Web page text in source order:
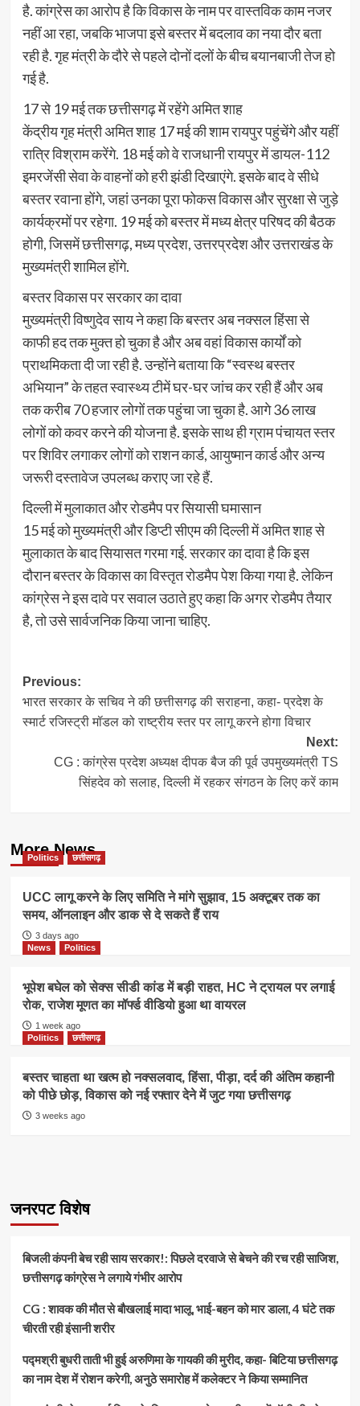
है. कांग्रेस का आरोप है कि विकास के नाम पर वास्तविक काम नजर
नहीं आ रहा, जबकि भाजपा इसे बस्तर में बदलाव का नया दौर बता
रही है. गृह मंत्री के दौरे से पहले दोनों दलों के बीच बयानबाजी तेज हो
गई है.
17 से 19 मई तक छत्तीसगढ़ में रहेंगे अमित शाह
केंद्रीय गृह मंत्री अमित शाह 17 मई की शाम रायपुर पहुंचेंगे और यहीं
रात्रि विश्राम करेंगे. 18 मई को वे राजधानी रायपुर में डायल-112
इमरजेंसी सेवा के वाहनों को हरी झंडी दिखाएंगे. इसके बाद वे सीधे
बस्तर रवाना होंगे, जहां उनका पूरा फोकस विकास और सुरक्षा से जुड़े
कार्यक्रमों पर रहेगा. 19 मई को बस्तर में मध्य क्षेत्र परिषद की बैठक
होगी, जिसमें छत्तीसगढ़, मध्य प्रदेश, उत्तरप्रदेश और उत्तराखंड के
मुख्यमंत्री शामिल होंगे.
बस्तर विकास पर सरकार का दावा
मुख्यमंत्री विष्णुदेव साय ने कहा कि बस्तर अब नक्सल हिंसा से
काफी हद तक मुक्त हो चुका है और अब वहां विकास कार्यों को
प्राथमिकता दी जा रही है. उन्होंने बताया कि “स्वस्थ बस्तर
अभियान” के तहत स्वास्थ्य टीमें घर-घर जांच कर रही हैं और अब
तक करीब 70 हजार लोगों तक पहुंचा जा चुका है. आगे 36 लाख
लोगों को कवर करने की योजना है. इसके साथ ही ग्राम पंचायत स्तर
पर शिविर लगाकर लोगों को राशन कार्ड, आयुष्मान कार्ड और अन्य
जरूरी दस्तावेज उपलब्ध कराए जा रहे हैं.
दिल्ली में मुलाकात और रोडमैप पर सियासी घमासान
15 मई को मुख्यमंत्री और डिप्टी सीएम की दिल्ली में अमित शाह से
मुलाकात के बाद सियासत गरमा गई. सरकार का दावा है कि इस
दौरान बस्तर के विकास का विस्तृत रोडमैप पेश किया गया है. लेकिन
कांग्रेस ने इस दावे पर सवाल उठाते हुए कहा कि अगर रोडमैप तैयार
है, तो उसे सार्वजनिक किया जाना चाहिए.
Post
navigation
Previous:
भारत सरकार के सचिव ने की छत्तीसगढ़ की सराहना, कहा- प्रदेश के
स्मार्ट रजिस्ट्री मॉडल को राष्ट्रीय स्तर पर लागू करने होगा विचार
Next:
CG : कांग्रेस प्रदेश अध्यक्ष दीपक बैज की पूर्व उपमुख्यमंत्री TS
सिंहदेव को सलाह, दिल्ली में रहकर संगठन के लिए करें काम
More News
Politics छत्तीसगढ़
UCC लागू करने के लिए समिति ने मांगे सुझाव, 15 अक्टूबर तक का
समय, ऑनलाइन और डाक से दे सकते हैं राय
3 days ago
News
Politics
भूपेश बघेल को सेक्स सीडी कांड में बड़ी राहत, HC ने ट्रायल पर लगाई
रोक, राजेश मूणत का मॉर्फ्ड वीडियो हुआ था वायरल
1 week ago
Politics
छत्तीसगढ़
बस्तर चाहता था खत्म हो नक्सलवाद, हिंसा, पीड़ा, दर्द की अंतिम कहानी
को पीछे छोड़, विकास को नई रफ्तार देने में जुट गया छत्तीसगढ़
3 weeks ago
जनरपट विशेष
बिजली कंपनी बेच रही साय सरकार!: पिछले दरवाजे से बेचने की रच रही साजिश,
छत्तीसगढ़ कांग्रेस ने लगाये गंभीर आरोप
CG : शावक की मौत से बौखलाई मादा भालू, भाई-बहन को मार डाला, 4 घंटे तक
चीरती रही इंसानी शरीर
पद्मश्री बुधरी ताती भी हुई अरुणिमा के गायकी की मुरीद, कहा- बिटिया छत्तीसगढ़
का नाम देश में रोशन करेगी, अनुठे समारोह में कलेक्टर ने किया सम्मानित